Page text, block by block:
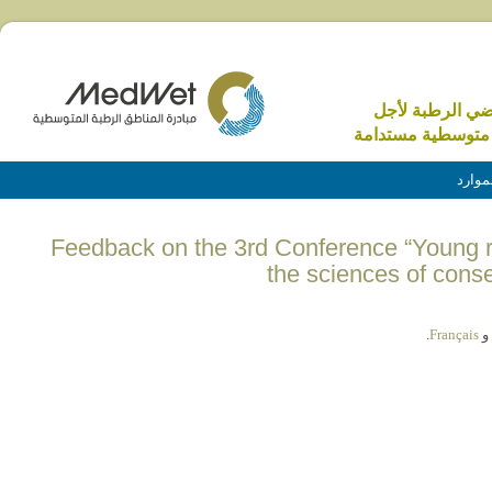
الرطبة لأجل
مستدامة
(English) Feedback on the 3rd Conference
the sciences of
و Français
.